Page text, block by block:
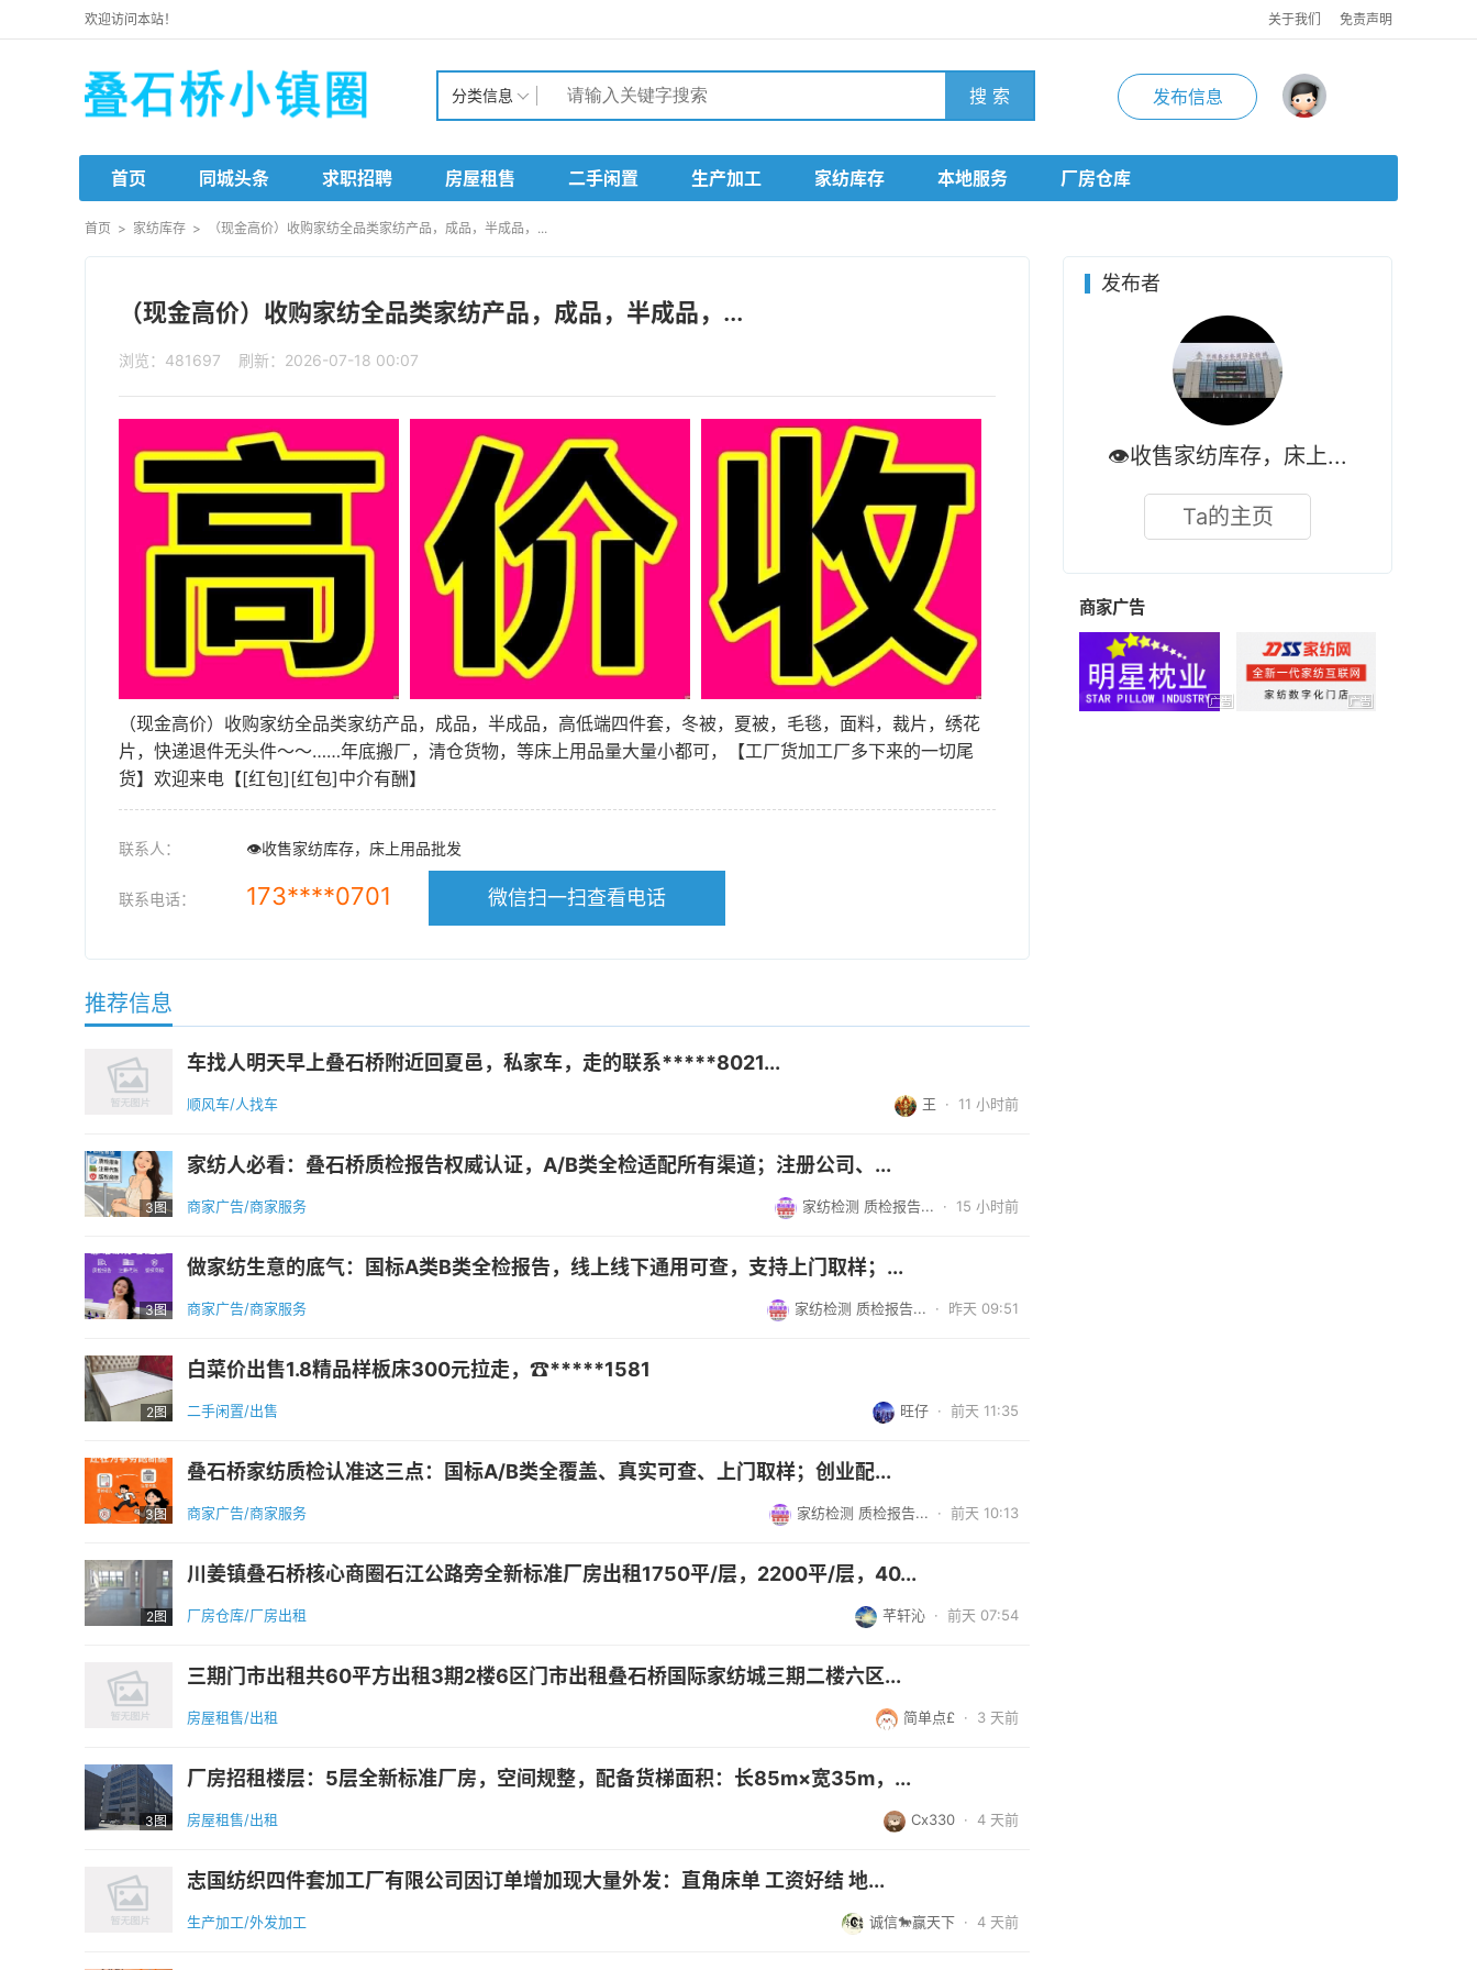
欢迎访问本站！ 关于我们 免责声明
分类信息 搜 索 发布信息
首页 同城头条 求职招聘 房屋租售 二手闲置 生产加工 家纺库存 本地服务 厂房仓库
首页 > 家纺库存 > （现金高价）收购家纺全品类家纺产品，成品，半成品，...
（现金高价）收购家纺全品类家纺产品，成品，半成品，...
浏览：481697 刷新：2026-07-18 00:07
（现金高价）收购家纺全品类家纺产品，成品，半成品，高低端四件套，冬被，夏被，毛毯，面料，裁片，绣花
片，快递退件无头件～～……年底搬厂，清仓货物，等床上用品量大量小都可，【工厂货加工厂多下来的一切尾
货】欢迎来电【[红包][红包]中介有酬】
联系人： 👁收售家纺库存，床上用品批发
联系电话： 173****0701 微信扫一扫查看电话
推荐信息
车找人明天早上叠石桥附近回夏邑，私家车，走的联系*****8021...
顺风车/人找车 王 · 11 小时前
3图
家纺人必看：叠石桥质检报告权威认证，A/B类全检适配所有渠道；注册公司、...
商家广告/商家服务 家纺检测 质检报告... · 15 小时前
3图
做家纺生意的底气：国标A类B类全检报告，线上线下通用可查，支持上门取样；...
商家广告/商家服务 家纺检测 质检报告... · 昨天 09:51
2图
白菜价出售1.8精品样板床300元拉走，☎*****1581
二手闲置/出售 旺仔 · 前天 11:35
3图
叠石桥家纺质检认准这三点：国标A/B类全覆盖、真实可查、上门取样；创业配...
商家广告/商家服务 家纺检测 质检报告... · 前天 10:13
2图
川姜镇叠石桥核心商圈石江公路旁全新标准厂房出租1750平/层，2200平/层，40...
厂房仓库/厂房出租 芊轩沁 · 前天 07:54
三期门市出租共60平方出租3期2楼6区门市出租叠石桥国际家纺城三期二楼六区...
房屋租售/出租 简单点£ · 3 天前
3图
厂房招租楼层：5层全新标准厂房，空间规整，配备货梯面积：长85m×宽35m，...
房屋租售/出租 Cx330 · 4 天前
志国纺织四件套加工厂有限公司因订单增加现大量外发：直角床单 工资好结 地...
生产加工/外发加工 诚信🐎赢天下 · 4 天前
发布者
👁收售家纺库存，床上...
Ta的主页
商家广告